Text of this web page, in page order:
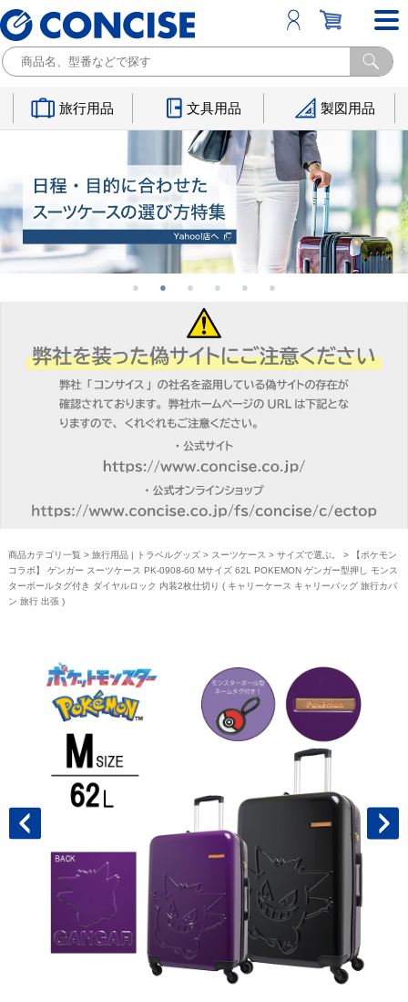
旅行用品 文具用品 製図用品
商品カテゴリ一覧 > 旅行用品 | トラベルグッズ> スーツケース > サイズで選ぶ。
> 【ポケモン
コラボ】 ゲンガー スーツケース PK-0908-60 Mサイズ 62L POKEMON ゲンガー型押し モンス
ターボールタグ付き ダイヤルロック 内装2枚仕切り ( キャリーケース キャリーバッグ 旅行カバ
ン 旅行 出張 )